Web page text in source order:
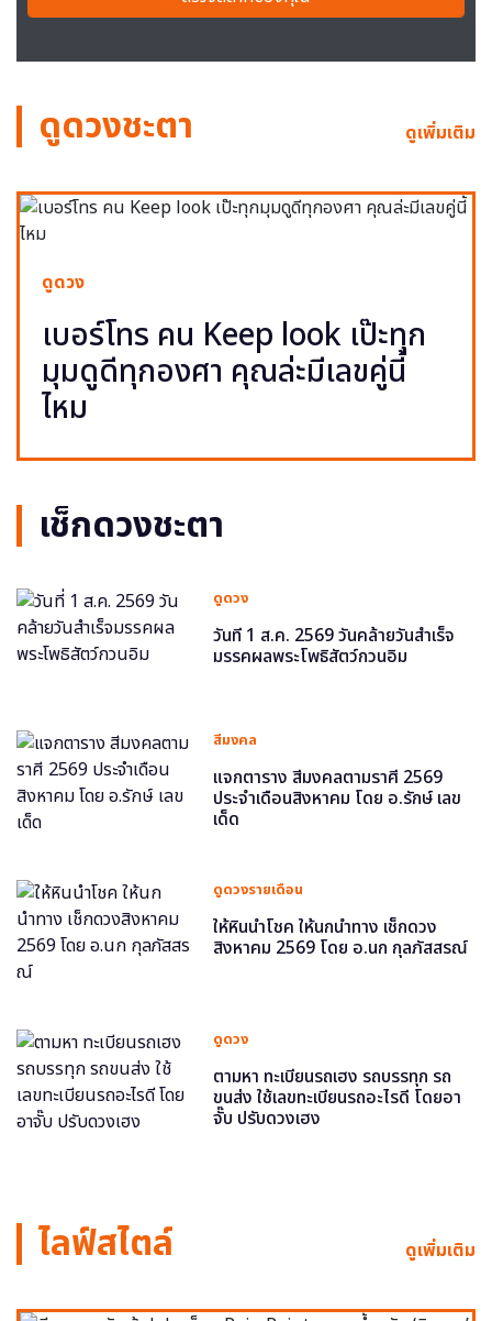
ดูดวงชะตา ดูเพิ่มเติม
ดูดวง
เบอร์โทร คน Keep look เป๊ะทุก
มุมดูดีทุกองศา คุณล่ะมีเลขคู่นี้
ไหม
เช็กดวงชะตา
ดูดวง
วันที่ 1 ส.ค. 2569 วันคล้ายวันสำเร็จ
มรรคผลพระโพธิสัตว์กวนอิม
สีมงคล
แจกตาราง สีมงคลตามราศี 2569
ประจำเดือนสิงหาคม โดย อ.รักษ์ เลข
เด็ด
ดูดวงรายเดือน
ให้หินนำโชค ให้นกนำทาง เช็กดวง
สิงหาคม 2569 โดย อ.นก กุลภัสสรณ์
ดูดวง
ตามหา ทะเบียนรถเฮง รถบรรทุก รถ
ขนส่ง ใช้เลขทะเบียนรถอะไรดี โดยอา
จั๊บ ปรับดวงเฮง
ไลฟ์สไตล์ ดูเพิ่มเติม